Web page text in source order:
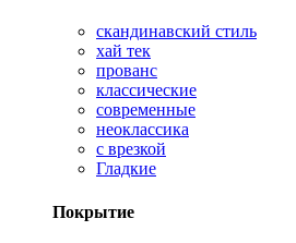
скандинавский стиль
хай тек
прованс
классические
современные
неоклассика
с врезкой
Гладкие
Покрытие